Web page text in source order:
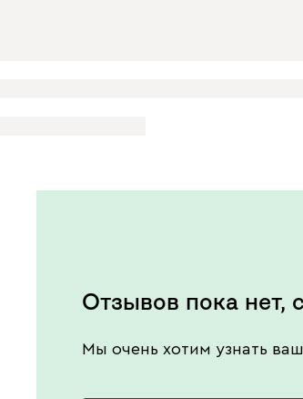
Отзывов пока нет,
Мы очень хотим узнать